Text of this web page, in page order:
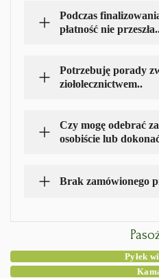
Podczas
płatność nie
Potrzebuję porady
ziołolecznictwem..
Czy mogę odebrać
osobiście lub
Brak zamówionego
Pyłek